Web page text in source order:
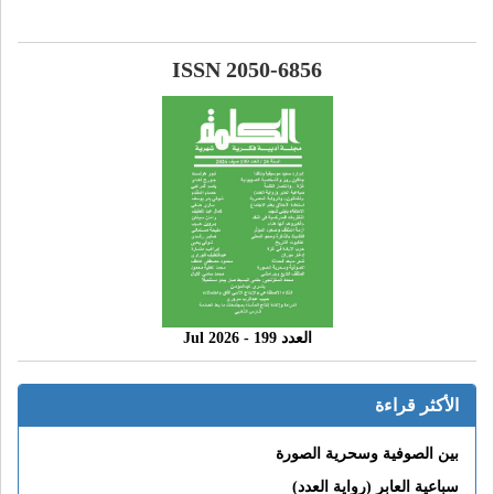
ISSN 2050-6856
العدد 199 - 2026 Jul
الأكثر قراءة
بين الصوفية وسحرية الصورة
سباعية العابر (رواية العدد)